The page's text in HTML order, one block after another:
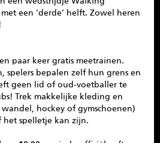
een ‘derde’ helft. Zowel heren
paar keer gratis meetrainen.
spelers bepalen zelf hun grens en
geen lid of oud-voetballer te
Trek makkelijke kleding en
hockey of gymschoenen)
het spelletje kan zijn.